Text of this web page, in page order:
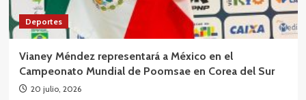
Deportes
Vianey Méndez representará a México en el
Campeonato Mundial de Poomsae en Corea del Sur
20 julio, 2026